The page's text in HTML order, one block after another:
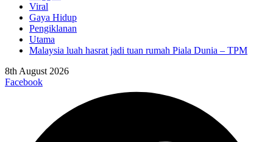
Viral
Gaya Hidup
Pengiklanan
Utama
Malaysia luah hasrat jadi tuan rumah Piala Dunia – TPM
8th August 2026
Facebook